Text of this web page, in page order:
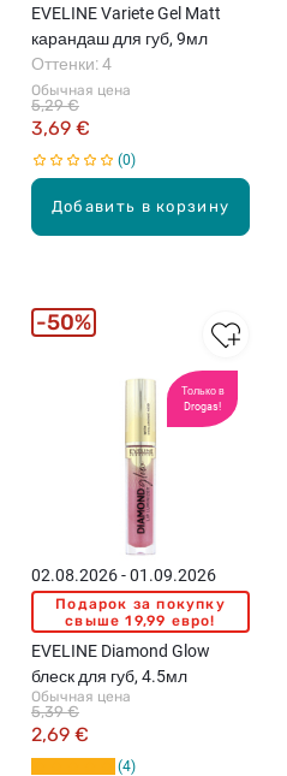
Добавить в корзину
EVELINE Variete Gel Matt
карандаш для губ, 9мл
Обычная цена
3,69 €
5,29 €
Оттенки: 4
0
Только в
Drogas!
02.08.2026 - 01.09.2026
Подарок за покупку
свыше 19,99 евро!
EVELINE Diamond Glow
блеск для губ, 4.5мл
Обычная цена
2,69 €
5,39 €
4
50%